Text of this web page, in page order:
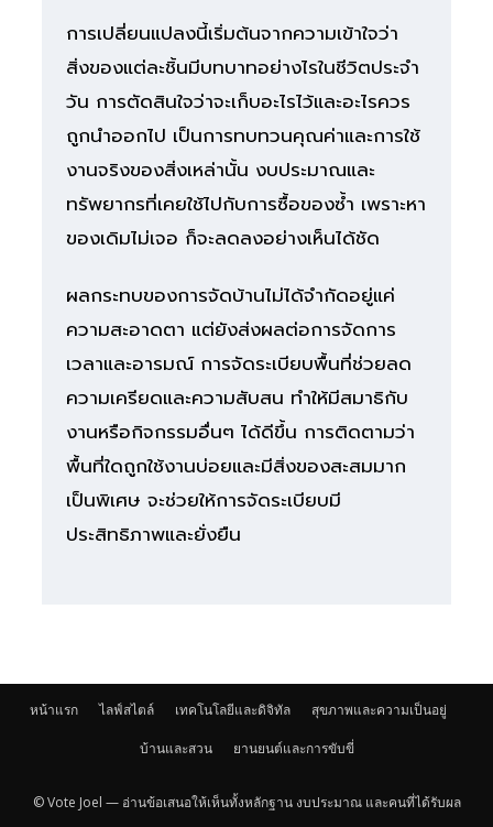
การเปลี่ยนแปลงนี้เริ่มต้นจากความเข้าใจว่า
สิ่งของแต่ละชิ้นมีบทบาทอย่างไรในชีวิตประจำ
วัน การตัดสินใจว่าจะเก็บอะไรไว้และอะไรควร
ถูกนำออกไป เป็นการทบทวนคุณค่าและการใช้
งานจริงของสิ่งเหล่านั้น งบประมาณและ
ทรัพยากรที่เคยใช้ไปกับการซื้อของซ้ำ เพราะหา
ของเดิมไม่เจอ ก็จะลดลงอย่างเห็นได้ชัด
ผลกระทบของการจัดบ้านไม่ได้จำกัดอยู่แค่
ความสะอาดตา แต่ยังส่งผลต่อการจัดการ
เวลาและอารมณ์ การจัดระเบียบพื้นที่ช่วยลด
ความเครียดและความสับสน ทำให้มีสมาธิกับ
งานหรือกิจกรรมอื่นๆ ได้ดีขึ้น การติดตามว่า
พื้นที่ใดถูกใช้งานบ่อยและมีสิ่งของสะสมมาก
เป็นพิเศษ จะช่วยให้การจัดระเบียบมี
ประสิทธิภาพและยั่งยืน
หน้าแรก ไลฟ์สไตล์ เทคโนโลยีและดิจิทัล สุขภาพและความเป็นอยู่
บ้านและสวน ยานยนต์และการขับขี่
© Vote Joel — อ่านข้อเสนอให้เห็นทั้งหลักฐาน งบประมาณ และคนที่ได้รับผล